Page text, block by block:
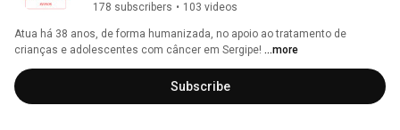
178 subscribers • 103 videos
Atua há 38 anos, de forma humanizada, no apoio ao tratamento de
crianças e adolescentes com câncer em Sergipe! ...more
Subscribe